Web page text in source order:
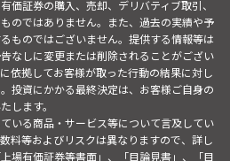
価証券の購入、売却、デリバティブ取引、
のではありません。また、過去の実績や予
ものではございません。提供する情報等は
なしに変更または削除されることがござい
依拠してお客様が取った行動の結果に対し
投資にかかる最終決定は、お客様ご自身の
します。
いる商品・サービス等について言及してい
料等およびリスクは異なりますので、詳し
場有価証券等書面」、「目論見書」、「目